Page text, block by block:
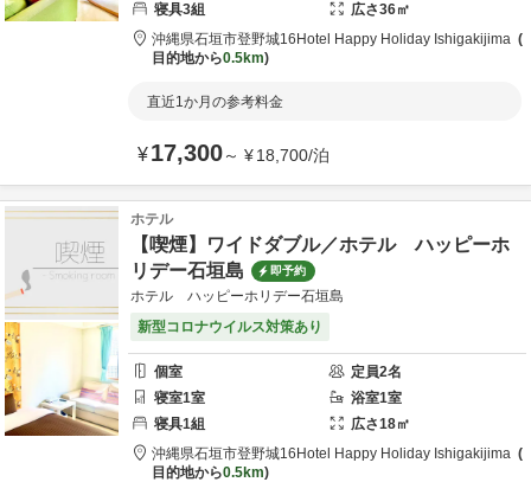
寝具3組 広さ36㎡
沖縄県石垣市登野城16 Hotel Happy Holiday Ishigakijima
目的地から0.5km
直近1か月の参考料金
¥17,300～ ¥18,700/泊
ホテル
【喫煙】ワイドダブル／ホテル ハッピーホ
リデー石垣島
即予約
ホテル ハッピーホリデー石垣島
新型コロナウイルス対策あり
個室 定員2名
寝室1室 浴室1室
寝具1組 広さ18㎡
沖縄県石垣市登野城16 Hotel Happy Holiday Ishigakijima
目的地から0.5km